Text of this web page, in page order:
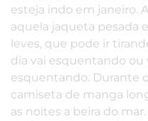
esteja indo em janeiro.
aquela jaqueta pesada
leves, que pode ir
dia vai esquentando
esquentando. Durante
camiseta de manga
as noites a beira do